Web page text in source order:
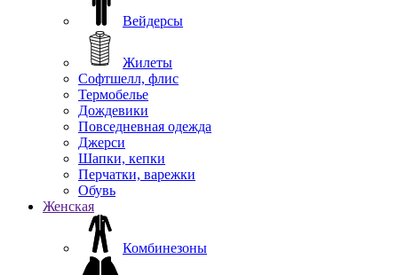
Вейдерсы
Жилеты
Софтшелл, флис
Термобелье
Дождевики
Повседневная одежда
Джерси
Шапки, кепки
Перчатки, варежки
Обувь
Женская
Комбинезоны